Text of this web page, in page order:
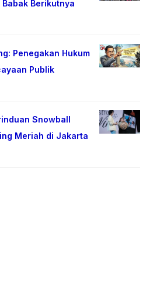
Berikutnya
Penegakan Hukum
Publik
Snowball
Meriah di Jakarta